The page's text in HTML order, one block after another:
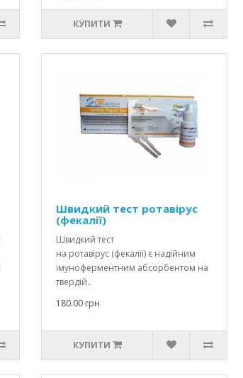
КУПИТИ
Швидкий тест ротавірус
(фекалії)
Швидкий тест
на ротавірус (фекалії) є надійним
імуноферментним абсорбентом на
твердій..
180.00 грн
КУПИТИ